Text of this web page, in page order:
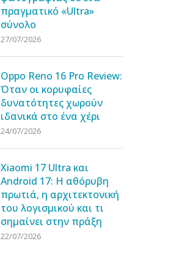
πραγματικό «Ultra»
σύνολο
27/07/2026
Oppo Reno 16 Pro Review:
Όταν οι κορυφαίες
δυνατότητες χωρούν
ιδανικά στο ένα χέρι
24/07/2026
Xiaomi 17 Ultra και
Android 17: Η αθόρυβη
πρωτιά, η αρχιτεκτονική
του λογισμικού και τι
σημαίνει στην πράξη
22/07/2026